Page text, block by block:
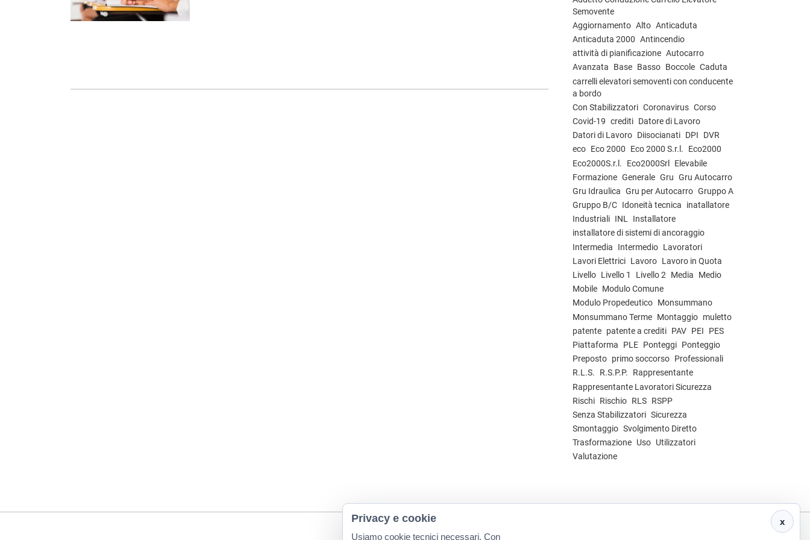
Semovente
Aggiornamento Alto Anticaduta
Anticaduta 2000 Antincendio
attività di pianificazione Autocarro
Avanzata
Base Basso Boccole Caduta
carrelli elevatori semoventi con conducente
a bordo
Con Stabilizzatori Coronavirus Corso
Covid-19 crediti Datore di Lavoro
Datori di Lavoro Diisocianati DPI
DVR
eco Eco 2000 Eco 2000 S.r.l.
Eco2000
Eco2000S.r.l.
Eco2000Srl Elevabile
Formazione Generale Gru Gru Autocarro
Gru Idraulica Gru per Autocarro Gruppo A
Gruppo B/C Idoneità tecnica
inatallatore
Industriali INL Installatore
installatore di sistemi di ancoraggio
Intermedia
Intermedio Lavoratori
Lavori Elettrici Lavoro Lavoro in Quota
Livello Livello 1 Livello 2 Media
Medio
Mobile Modulo Comune
Modulo Propedeutico Monsummano
Monsummano Terme Montaggio muletto
patente patente a crediti PAV PEI
PES
Piattaforma
PLE Ponteggi Ponteggio
Preposto primo soccorso Professionali
R.L.S.
R.S.P.P.
Rappresentante
Rappresentante Lavoratori Sicurezza
Rischi Rischio RLS RSPP
Senza Stabilizzatori Sicurezza
Smontaggio Svolgimento Diretto
Trasformazione Uso Utilizzatori
Valutazione
x
Privacy e cookie
Usiamo cookie tecnici necessari. Con